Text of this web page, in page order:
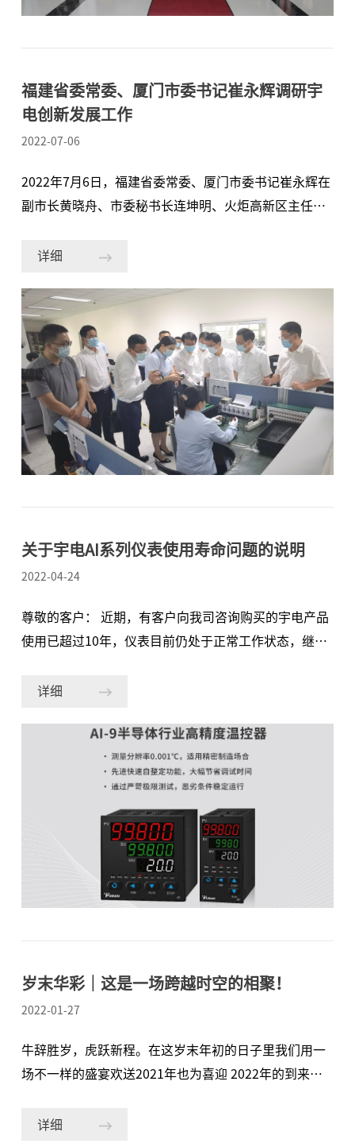
福建省委常委、厦门市委书记崔永辉调研宇
电创新发展工作
2022-07-06
2022年7月6日，福建省委常委、厦门市委书记崔永辉在
副市长黄晓舟、市委秘书长连坤明、火炬高新区主任赖
新”企业调研工作，厦门宇电自动化科技有限公司（以
军”企业受到市委市政府的关注。当天下午，市委领导
一行莅临宇电视察调研，公司总经理蒋艳芳、副总经理
粟放热情接待并陪同调研。 在宇电产品展示区，蒋总向
来访领导介绍了宇电发展历史、产品应用以及创新成就
在高端领域的突破成果。具体介绍了宇电作为国产温控
仪表高端领域的佼佼者，在“卡脖子”的半导体行业打
破进口品牌的垄断地位，扭转国产仪器仪表产品在高端
科学仪器领域没有话语权的局面，实现国产替代。在仪
式及高标准的出厂检验流程大加称赞。崔永辉书记还向
详细
关于宇电AI系列仪表使用寿命问题的说明
2022-04-24
尊敬的客户： 近期，有客户向我司咨询购买的宇电产品
使用已超过10年，仪表目前仍处于正常工作状态，继续
释。对此我司做出以下说明： 宇电采用客户总使用成本
3、5、8、10年的原厂免费保修期，产品测量精度及温
度稳定性越好，代表节能指数越高，客户长期使用能显
著降低能耗节省企业成本。测量精度越高的产品，相应
电AI系列仪表都是按10年使用寿命设计的，宇电产品宣
传手册中也有说明。这是因为芯片厂家对芯片存储器内
数据（包括下载到CPU内部FLASH存储器的程序代码及
保存在EEPROM内的校正数据和参数）的保存期是10
增加，可能导致仪表即时失控。另外由于元器件
详细
岁末华彩│这是一场跨越时空的相聚！
2022-01-27
牛辞胜岁，虎跃新程。在这岁末年初的日子里我们用一
场不一样的盛宴欢送2021年也为喜迎 2022年的到来奏
司“新征程，新跨越，新梦想”为主题的尾牙宴以总部
详细